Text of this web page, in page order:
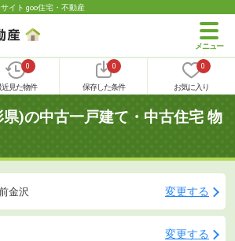
イト goo住宅・不動産
0
近見た物件
0
保存した条件
0
お気に入り
)の中古一戸建て・中古住宅 物
金沢 変更する
変更する